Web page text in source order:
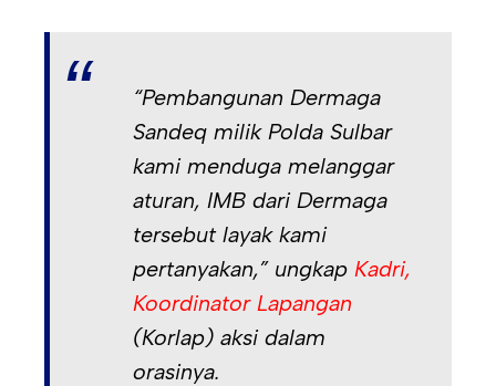
“Pembangunan Dermaga
Sandeq milik Polda Sulbar
kami menduga melanggar
aturan, IMB dari Dermaga
tersebut layak kami
pertanyakan,” ungkap Kadri,
Koordinator Lapangan
(Korlap) aksi dalam
orasinya.